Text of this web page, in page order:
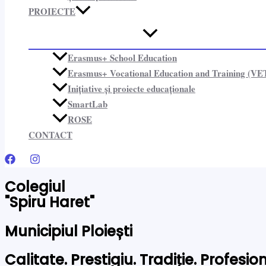
PROIECTE​
Erasmus+ School Education
Erasmus+ Vocational Education and Training
Inițiative și proiecte educaționale​
SmartLab
ROSE
CONTACT
Colegiul
"Spiru Haret"
Municipiul Ploiești
Calitate. Prestigiu. Tradiție.